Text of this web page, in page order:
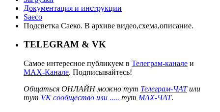
Документация и инструкции
Saeco
Подсветка Саеко. В архиве видео,схема,описание.
TELEGRAM & VK
Самое интересное публикуем в Телеграм-канале и
MAX-Канале. Подписывайтесь!
Общаться ОНЛАЙН можно тут Телеграм-ЧАТили
тут VK сообщество или ..... тут MAX-ЧАТ.